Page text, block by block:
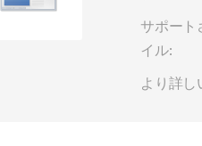
サポート
イル:
より詳し